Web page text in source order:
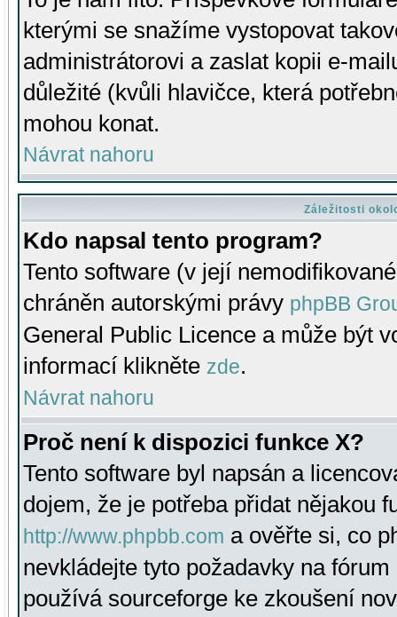
kterými se snažíme vystopovat
administrátorovi a zaslat kopii e-
důležité (kvůli hlavičce, která
mohou konat.
Návrat nahoru
Záležitosti
Kdo napsal tento program?
Tento software (v její
chráněn autorskými právy phpBB
General Public Licence a může být
informací klikněte zde.
Návrat nahoru
Proč není k dispozici funkce X?
Tento software byl napsán a
dojem, že je potřeba přidat nějakou
http://www.phpbb.com a ověřte si, co
nevkládejte tyto požadavky na
používá sourceforge ke zkoušení